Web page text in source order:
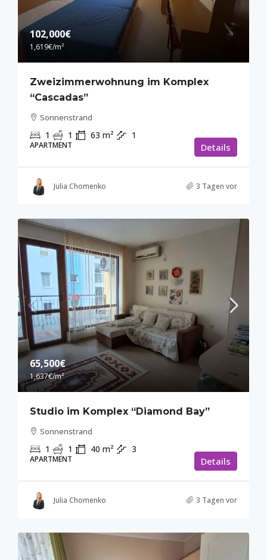
102,000€
1,619€/m²
Zweizimmerwohnung im Komplex
“Cascadas”
Sonnenstrand
1 1 63 m² 1
APARTMENT Details
Julia Chomenko 3 Tagen vor
65,500€
1,637€/m²
Studio im Komplex “Diamond Bay”
Sonnenstrand
1 1 40 m² 3
APARTMENT Details
Julia Chomenko 3 Tagen vor